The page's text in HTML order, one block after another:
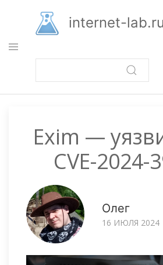
основному
содержанию
internet-lab.ru
Exim —
CVE-2024-
Олег
16 ИЮЛЯ 2024